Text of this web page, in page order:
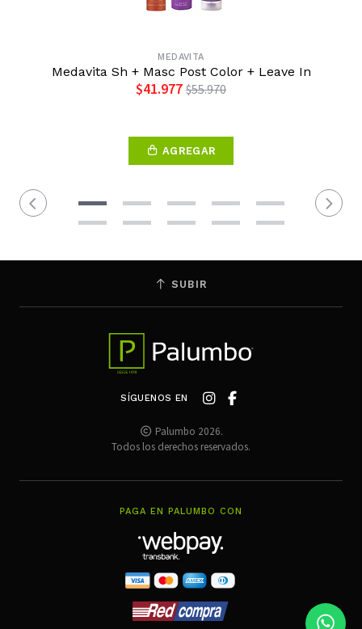
MEDAVITA
Medavita Sh + Masc Post Color + Leave In
$41.977 $55.970
AGREGAR
SUBIR
SÍGUENOS EN
Palumbo 2026.
Todos los derechos reservados.
PAGA EN PALUMBO CON